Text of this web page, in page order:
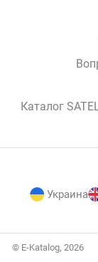
Каталог
Украина
© E-Katalog, 2026